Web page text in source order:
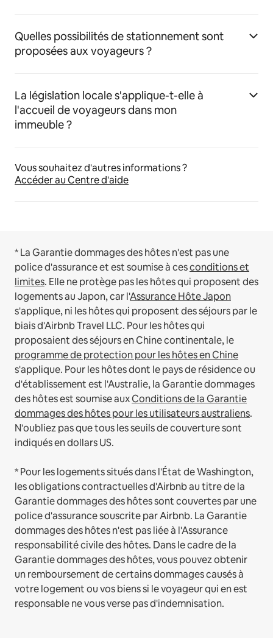
Quelles possibilités de stationnement sont
proposées aux voyageurs ?
La législation locale s'applique-t-elle à
l'accueil de voyageurs dans mon
immeuble ?
Vous souhaitez d'autres informations ?
Accéder au Centre d'aide
* La Garantie dommages des hôtes n'est pas une
police d'assurance et est soumise à cesconditions et
limites. Elle ne protège pas les hôtes qui proposent des
logements au Japon, car l'Assurance Hôte Japon
s'applique, ni les hôtes qui proposent des séjours par le
biais d'Airbnb Travel LLC. Pour les hôtes qui
proposaient des séjours en Chine continentale, le
programme de protection pour les hôtes en Chine
s'applique. Pour les hôtes dont le pays de résidence ou
d'établissement est l'Australie, la Garantie dommages
des hôtes est soumise auxConditions de la Garantie
dommages des hôtes pour les utilisateurs australiens.
N'oubliez pas que tous les seuils de couverture sont
indiqués en dollars US.
* Pour les logements situés dans l'État de Washington,
les obligations contractuelles d'Airbnb au titre de la
Garantie dommages des hôtes sont couvertes par une
police d'assurance souscrite par Airbnb. La Garantie
dommages des hôtes n'est pas liée à l'Assurance
responsabilité civile des hôtes. Dans le cadre de la
Garantie dommages des hôtes, vous pouvez obtenir
un remboursement de certains dommages causés à
votre logement ou vos biens si le voyageur qui en est
responsable ne vous verse pas d'indemnisation.